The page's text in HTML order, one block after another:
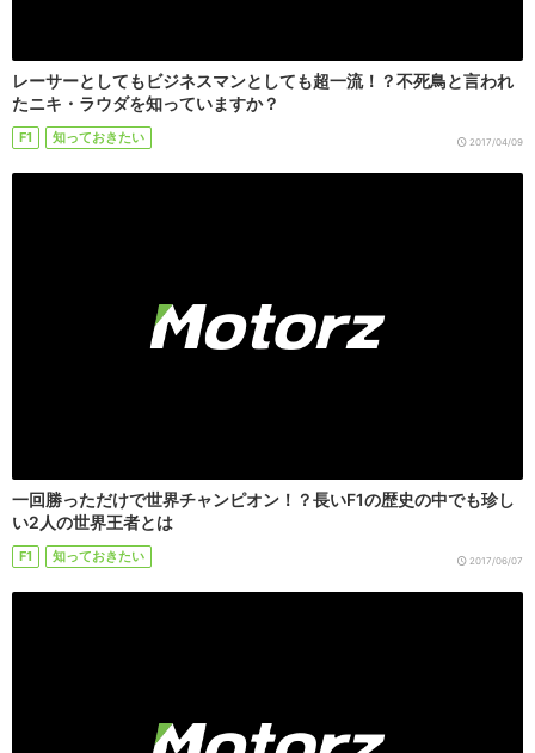
レーサーとしてもビジネスマンとしても超一流！？不死鳥と言われ
たニキ・ラウダを知っていますか？
F1 知っておきたい 2017/04/09
一回勝っただけで世界チャンピオン！？長いF1の歴史の中でも珍し
い2人の世界王者とは
F1 知っておきたい 2017/06/07